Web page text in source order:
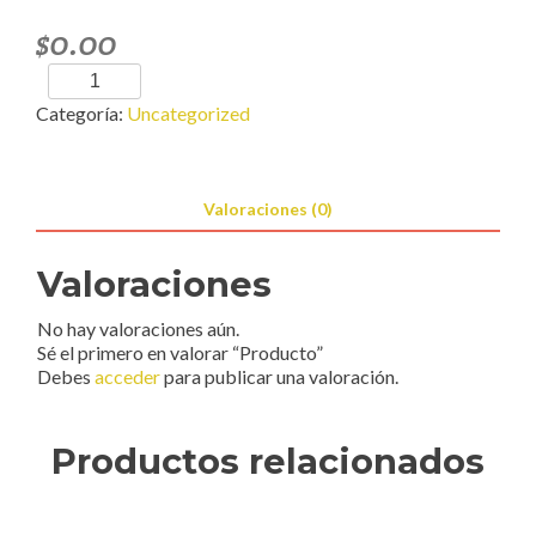
$0.00
Producto
cantidad
Categoría: Uncategorized
Valoraciones (0)
Valoraciones
No hay valoraciones aún.
Sé el primero en valorar “Producto”
Debes accederpara publicar una valoración.
Productos relacionados